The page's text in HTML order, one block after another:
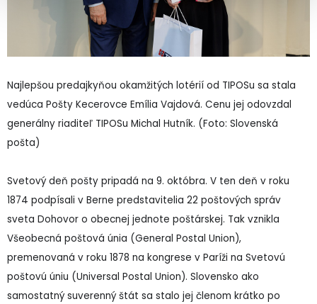
Najlepšou predajkyňou okamžitých lotérií od TIPOSu sa stala
vedúca Pošty Kecerovce Emília Vajdová. Cenu jej odovzdal
generálny riaditeľ TIPOSu Michal Hutník. (Foto: Slovenská
pošta)
Svetový deň pošty pripadá na 9. októbra. V ten deň v roku
1874 podpísali v Berne predstavitelia 22 poštových správ
sveta Dohovor o obecnej jednote poštárskej. Tak vznikla
Všeobecná poštová únia (General Postal Union),
premenovaná v roku 1878 na kongrese v Paríži na Svetovú
poštovú úniu (Universal Postal Union). Slovensko ako
samostatný suverenný štát sa stalo jej členom krátko po